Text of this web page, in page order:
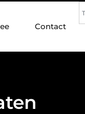
Contact